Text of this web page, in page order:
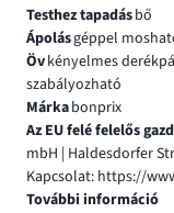
Testhez tapadásbő
Ápolásgéppel
Övkényelmes
szabályozható
Márkabonprix
Az EU felé felelős
mbH | Haldesdorfer
Kapcsolat: https://
További információ